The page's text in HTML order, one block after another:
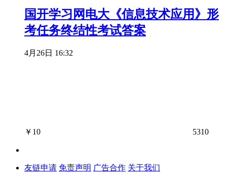
国开学习网电大《信息技术应用》形
考任务终结性考试答案
4月26日 16:32
￥ 10 5310
友链申请 免责声明 广告合作 关于我们